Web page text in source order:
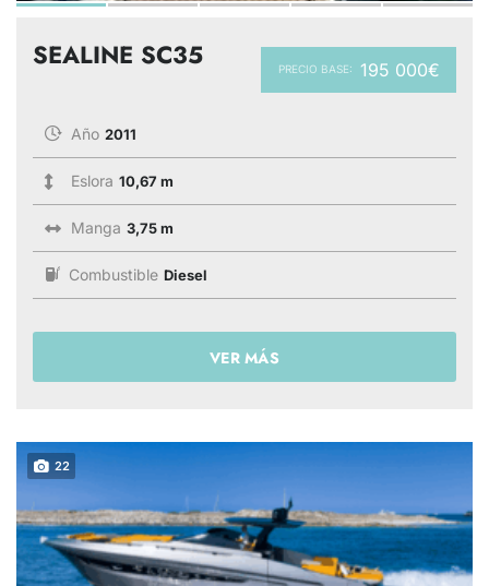
PRECIO BASE: 195 000€
SEALINE SC35
Año 2011
Eslora 10,67 m
Manga 3,75 m
Combustible Diesel
VER MÁS
22